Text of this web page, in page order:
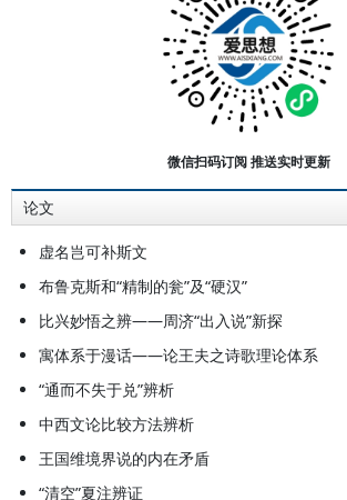
诗学》、《悲剧意
干。
微信扫码订阅 推送实时更新
论文
虚名岂可补斯文
布鲁克斯和“精制的瓮”及“硬汉”
比兴妙悟之辨——周济“出入说”新探
寓体系于漫话——论王夫之诗歌理论体系
“通而不失于兑”辨析
中西文论比较方法辨析
王国维境界说的内在矛盾
“清空”夏注辨证